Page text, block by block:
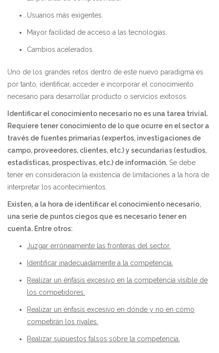
Usuarios más exigentes.
Mayor facilidad de acceso a las tecnologías.
Cambios acelerados.
Uno de los grandes retos dentro de este nuevo paradigma es
por tanto, identificar, acceder e incorporar el conocimiento
necesario para desarrollar producto o servicios exitosos.
Identificar el conocimiento necesario no es una tarea trivial.
Requiere tener conocimiento de lo que ocurre en el sector a
través de fuentes primarias (expertos, investigaciones de
campo, proveedores, clientes, etc.) y secundarias (estudios,
estadísticas, prospectivas, etc.) de información. Se debe
tener en consideración la existencia de limitaciones a la hora de
interpretar los acontecimientos.
Existen, a la hora de identificar el conocimiento necesario,
una serie de puntos ciegos que es necesario tener en
cuenta. Entre otros:
Juzgar erróneamente las fronteras del sector.
Identificar inadecuadamente a la competencia.
Realizar un énfasis excesivo en la competencia visible de
los competidores.
Realizar un énfasis excesivo en dónde y no en cómo
competirán los rivales.
Realizar supuestos falsos sobre la competencia.